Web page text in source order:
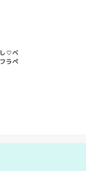
♡ベ
ラペ